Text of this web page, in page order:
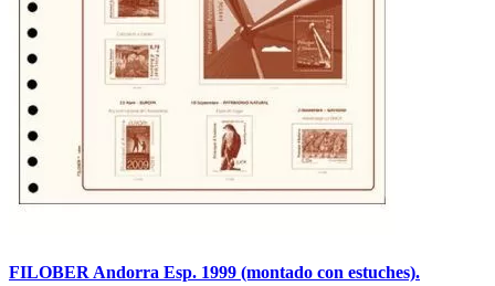
FILOBER Andorra Esp. 1999 (montado con estuches).